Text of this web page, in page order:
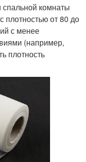
спальной комнаты
плотностью от 80 до
с менее
(например,
плотность